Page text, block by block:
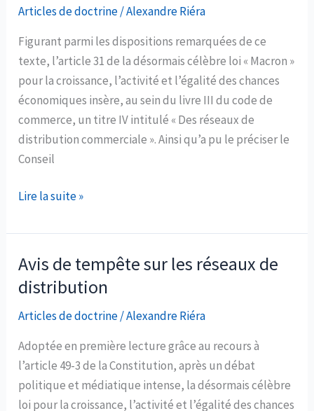
restrictives
concurrence
Articles de doctrine/Alexandre Riéra
Figurant parmi les dispositions remarquées de ce
texte, l’article 31 de la désormais célèbre loi « Macron »
pour la croissance, l’activité et l’égalité des chances
économiques insère, au sein du livre III du code de
commerce, un titre IV intitulé « Des réseaux de
distribution commerciale ». Ainsi qu’a pu le préciser le
Conseil
Vers
nouveau
contrat
d’affiliation
?
Lire la suite »
Avis de tempête sur les réseaux de
distribution
Articles de doctrine/Alexandre Riéra
Adoptée en première lecture grâce au recours à
l’article 49-3 de la Constitution, après un débat
politique et médiatique intense, la désormais célèbre
loi pour la croissance, l’activité et l’égalité des chances